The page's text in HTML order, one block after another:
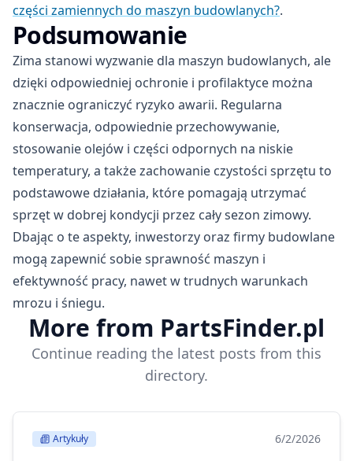
części zamiennych do maszyn budowlanych?.
Podsumowanie
Zima stanowi wyzwanie dla maszyn budowlanych, ale
dzięki odpowiedniej ochronie i profilaktyce można
znacznie ograniczyć ryzyko awarii. Regularna
konserwacja, odpowiednie przechowywanie,
stosowanie olejów i części odpornych na niskie
temperatury, a także zachowanie czystości sprzętu to
podstawowe działania, które pomagają utrzymać
sprzęt w dobrej kondycji przez cały sezon zimowy.
Dbając o te aspekty, inwestorzy oraz firmy budowlane
mogą zapewnić sobie sprawność maszyn i
efektywność pracy, nawet w trudnych warunkach
mrozu i śniegu.
More from PartsFinder.pl
Continue reading the latest posts from this
directory.
Artykuły 6/2/2026